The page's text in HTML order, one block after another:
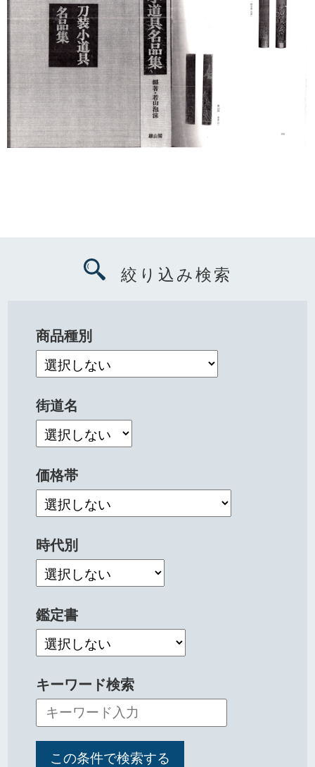
絞り込み検索
商品種別
街道名
価格帯
時代別
鑑定書
キーワード検索